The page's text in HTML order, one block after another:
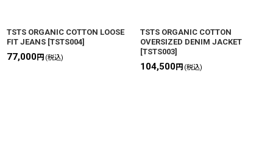
TSTS ORGANIC COTTON LOOSE
FIT JEANS [TSTS004]
77,000円 (税込)
TSTS ORGANIC COTTON
OVERSIZED DENIM JACKET
[TSTS003]
104,500円 (税込)